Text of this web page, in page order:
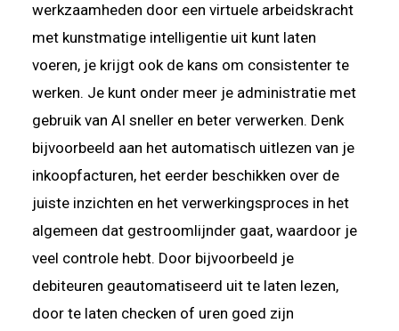
werkzaamheden door een virtuele arbeidskracht
met kunstmatige intelligentie uit kunt laten
voeren, je krijgt ook de kans om consistenter te
werken. Je kunt onder meer je administratie met
gebruik van AI sneller en beter verwerken. Denk
bijvoorbeeld aan het automatisch uitlezen van je
inkoopfacturen, het eerder beschikken over de
juiste inzichten en het verwerkingsproces in het
algemeen dat gestroomlijnder gaat, waardoor je
veel controle hebt. Door bijvoorbeeld je
debiteuren geautomatiseerd uit te laten lezen,
door te laten checken of uren goed zijn